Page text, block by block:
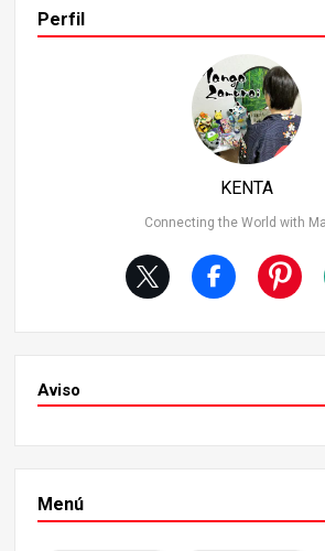
ación con otros Hashira, lo compensa
e la Montaña Natagumo, demuestra
r a Rui, el demonio de la Luna Inferior.
cial y puede afectar a los demonios,
cia limitada contra las Lunas
funcionó con Doma, la Luna Superior
eno es increíblemente potente,
ue plantea dudas sobre su eficacia
8º puesto: Tengen Uzui Tengen Uzui,
o, posee una apariencia llamativa y
des de combate. Tiene una
on otros estilos de respiración.
Perfil
KENTA
Connecting the World with
Aviso
Menú